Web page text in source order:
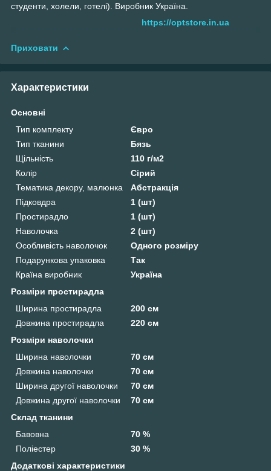
студенти, холели, готелі). Виробник Україна.
https://optstore.in.ua
Приховати
Характеристики
Основні
Тип комплекту
Євро
Тип тканини
Бязь
Щільність
110 г/м2
Колір
Сірий
Тематика декору, малюнка
Абстракція
Підковдра
1 (шт)
Простирадло
1 (шт)
Наволочка
2 (шт)
Особливість наволочок
Одного розміру
Подарункова упаковка
Так
Країна виробник
Україна
Розміри простирадла
Ширина простирадла
200 см
Довжина простирадла
220 см
Розміри наволочки
Ширина наволочки
70 см
Довжина наволочки
70 см
Ширина другої наволочки
70 см
Довжина другої наволочки
70 см
Склад тканини
Бавовна
70 %
Поліестер
30 %
Додаткові характеристики